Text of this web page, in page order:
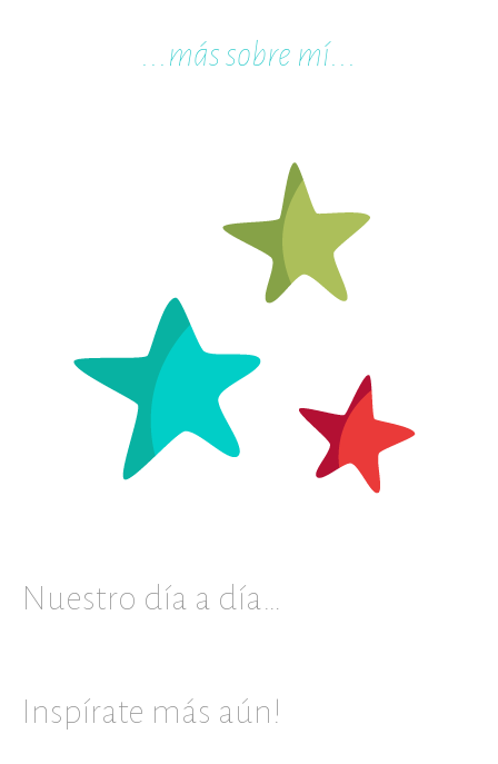
...más sobre mí...
Nuestro día a día…
Inspírate más aún!